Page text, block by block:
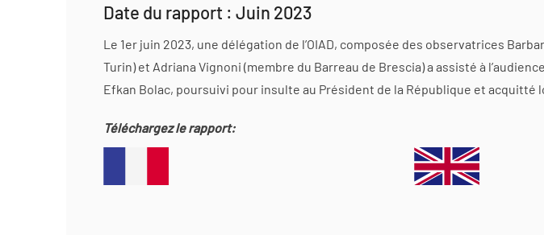
Date du rapport : Juin 2023
Le 1er juin 2023, une délégation de l’OIAD, composée des observatrices
Turin) et Adriana Vignoni (membre du Barreau de Brescia) a assisté à
Efkan Bolac, poursuivi pour insulte au Président de la République et acquitté
Téléchargez le rapport: